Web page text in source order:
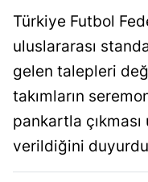
Türkiye Futbol
uluslararası
gelen talepleri
takımların
pankartla
verildiğini